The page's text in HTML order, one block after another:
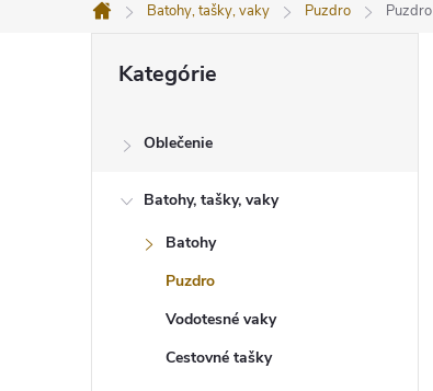
Domov
Batohy, tašky, vaky Puzdro
kategórie
Kategórie
Oblečenie
Batohy, tašky, vaky
Batohy
Puzdro
Vodotesné vaky
Cestovné tašky